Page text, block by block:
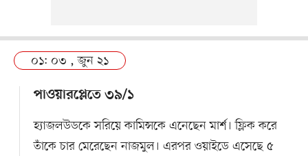
০১: ০৩ , জুন ২১
পাওয়ারপ্লেতে ৩৯/১
হ্যাজলউডকে সরিয়ে কামিন্সকে এনেছেন মার্শ। ফ্লিক করে
তাঁকে চার মেরেছেন নাজমুল। এরপর ওয়াইডে এসেছে ৫